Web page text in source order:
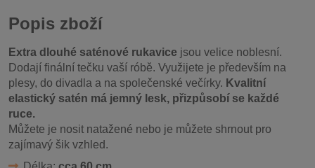
Popis zboží
Extra dlouhé saténové rukavice jsou velice noblesní.
Dodají finální tečku vaší róbě. Využijete je především na
plesy, do divadla a na společenské večírky. Kvalitní
elastický satén má jemný lesk, přizpůsobí se každé
ruce.
Můžete je nosit natažené nebo je můžete shrnout pro
zajímavý šik vzhled.